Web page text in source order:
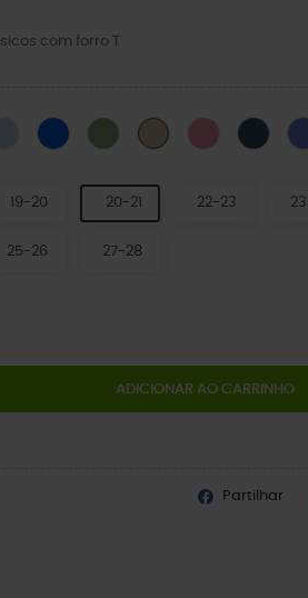
com forro T
Blue CalciteParafuso Azul
Moss Cogumelo/Osso
Hyper Pink
19-20 20-21 22-23
25-26 27-28
ADICIONAR AO CARRINHO
Partilhar